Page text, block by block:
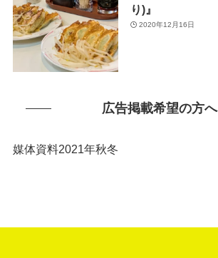
り)』
2020年12月16日
広告掲載希望の方へ
媒体資料2021年秋冬